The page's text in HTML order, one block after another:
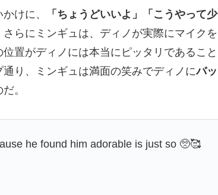
けに、
「ちょうどいいよ」「こうやって少
さらにミンギュは、ディノが実際にマイクを
置がディノには本当にピッタリであること
通り、ミンギュは満面の笑みでディノにバッ
。
he found him adorable is just so 🥺🥰